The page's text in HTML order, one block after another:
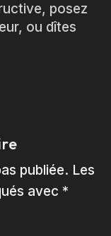
posez
ou dîtes
publiée. Les
avec *